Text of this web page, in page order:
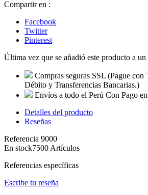
Compartir en :
Facebook
Twitter
Pinterest
Última vez que se añadió este producto a
Compras seguras SSL (Pague con
Débito y Transferencias Bancarias.)
Envíos a todo el Perú Con Pago
Detalles del producto
Reseñas
Referencia 9000
En stock7500 Artículos
Referencias específicas
Escribe tu reseña